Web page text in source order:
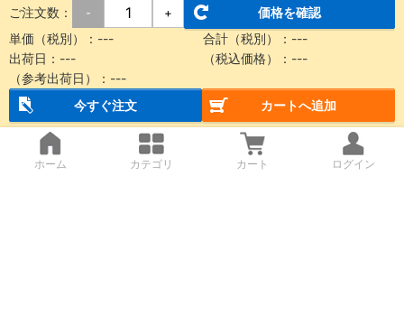
ご注文数： - +
価格を確認
単価（税別）： --- 合計（税別）： ---
出荷日： --- （税込価格）： ---
（参考出荷日）： ---
今すぐ注文
カートへ追加
ホーム カテゴリ カート ログイン